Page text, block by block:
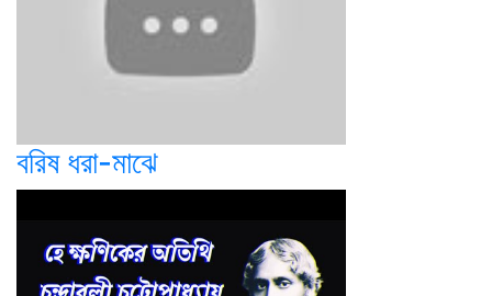
বরিষ ধরা-মাঝে